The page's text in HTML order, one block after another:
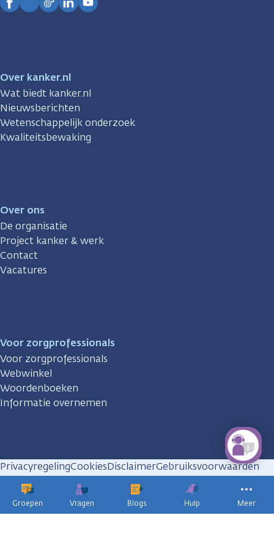
Groepen Vragen Blogs Hulp Meer
Over kanker.nl
Wat biedt kanker.nl
Nieuwsberichten
Wetenschappelijk onderzoek
Kwaliteitsbewaking
Over ons
De organisatie
Project kanker & werk
Contact
Vacatures
Voor zorgprofessionals
Voor zorgprofessionals
Webwinkel
Woordenboeken
Informatie overnemen
PrivacyregelingCookiesDisclaimerGebruiksvoorwaarden
Huisregels